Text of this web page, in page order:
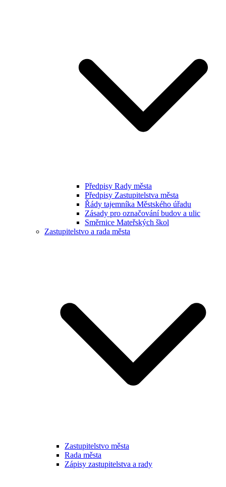
Předpisy Rady města
Předpisy Zastupitelstva města
Řády tajemníka Městského úřadu
Zásady pro označování budov a ulic
Směrnice Mateřských škol
Zastupitelstvo a rada města
Zastupitelstvo města
Rada města
Zápisy zastupitelstva a rady